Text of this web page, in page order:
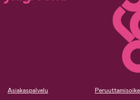
Asiakaspalvelu